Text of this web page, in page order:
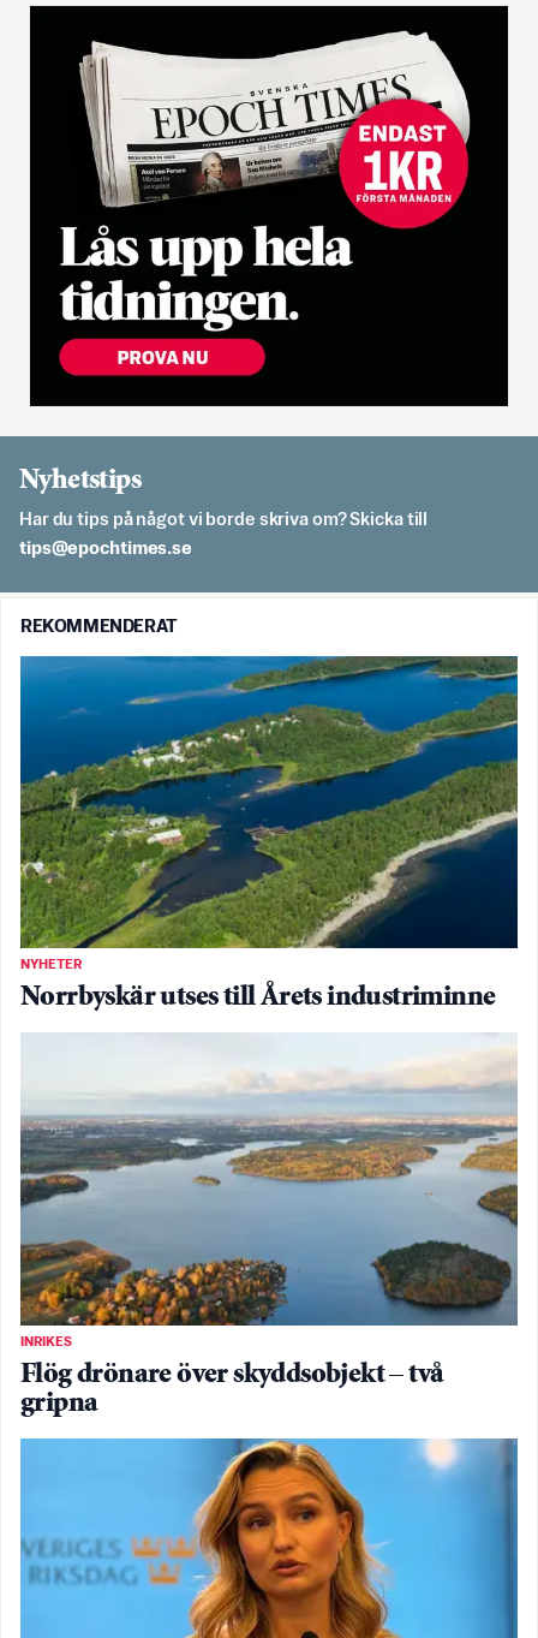
Nyhetstips
Har du tips på något vi borde skriva om? Skicka till
es.semithcope@spit
REKOMMENDERAT
NYHETER
Norrbyskär utses till Årets industriminne
INRIKES
Flög drönare över skyddsobjekt – två
gripna